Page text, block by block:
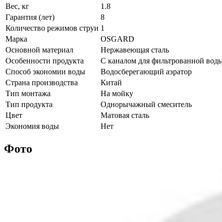
Вес, кг
1.8
Гарантия (лет)
8
Количество режимов струи 1
Марка
OSGARD
Основной материал
Нержавеющая сталь
Особенности продукта
С каналом для фильтрованной
Способ экономии воды
Водосберегающий аэратор
Страна производства
Китай
Тип монтажа
На мойку
Тип продукта
Однорычажный смеситель
Цвет
Матовая сталь
Экономия воды
Нет
Фото